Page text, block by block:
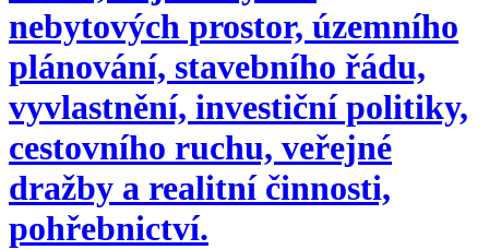
nebytových prostor, územního
plánování, stavebního řádu,
vyvlastnění, investiční politiky,
cestovního ruchu, veřejné
dražby a realitní činnosti,
pohřebnictví.